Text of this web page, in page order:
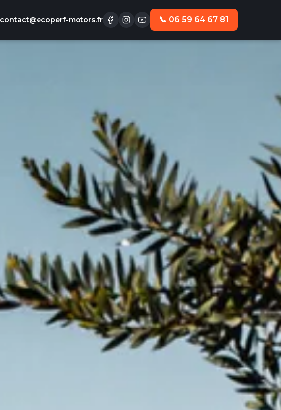
contact@ecoperf-motors.fr 📞 06 59 64 67 81